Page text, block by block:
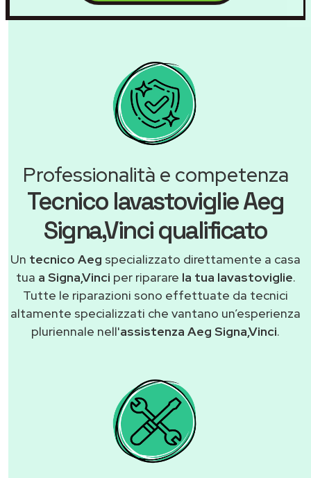
Professionalità e competenza
Tecnico lavastoviglie Aeg
Signa,Vinci qualificato
Un tecnico Aeg specializzato direttamente a casa
tua a Signa,Vinci per riparare la tua lavastoviglie.
Tutte le riparazioni sono effettuate da tecnici
altamente specializzati che vantano un’esperienza
pluriennale nell'assistenza Aeg Signa,Vinci.